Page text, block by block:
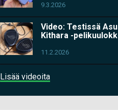
9.3.2026
Video: Testissä
Kithara -
11.2.2026
Lisää videoita